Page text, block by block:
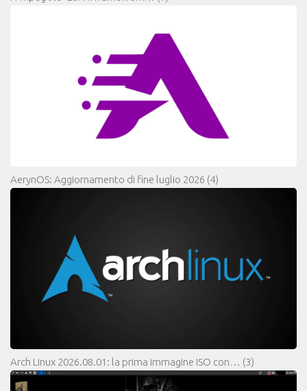
AerynOS: Aggiornamento di fine luglio 2026 (4)
Arch Linux 2026.08.01: la prima immagine ISO con… (3)